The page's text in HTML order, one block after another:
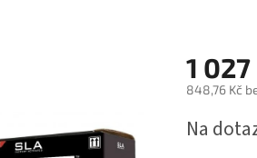
1 027
848,76 Kč
cena:
Na